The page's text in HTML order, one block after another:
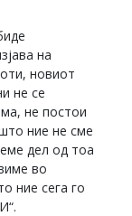
на
новиот
не се
не постои
ние не сме
дел од тоа
во
ние сега го